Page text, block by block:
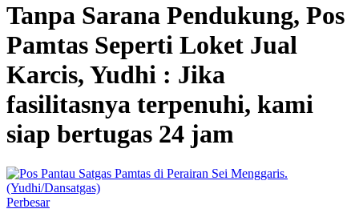
Tanpa Sarana Pendukung, Pos
Pamtas Seperti Loket Jual
Karcis, Yudhi : Jika
fasilitasnya terpenuhi, kami
siap bertugas 24 jam
Perbesar